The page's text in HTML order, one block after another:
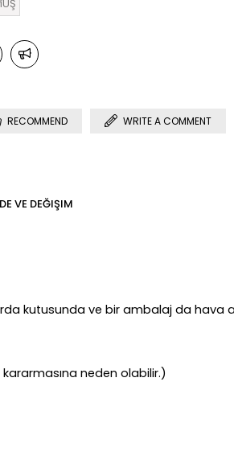
RECOMMEND WRITE A COMMENT
VE DEĞIŞIM
kutusunda ve bir ambalaj da hava
neden olabilir.)